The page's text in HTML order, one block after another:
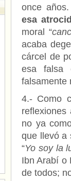
once
esa
moral “
acaba
cárcel de
esa falsa
falsamente
4.- Como
reflexiones
no ya
que llevó a
“Yo soy la
Ibn Arabí o
de todos;